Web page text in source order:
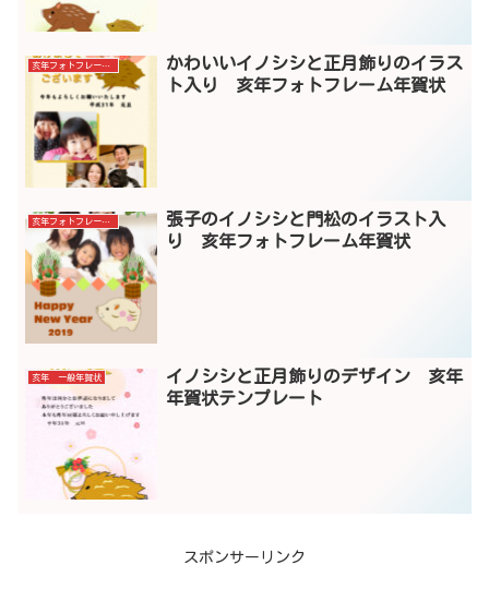
亥年フォトフレーム年賀状
かわいいイノシシと正月飾りのイラス
ト入り 亥年フォトフレーム年賀状
亥年フォトフレーム年賀状
張子のイノシシと門松のイラスト入
り 亥年フォトフレーム年賀状
亥年 一般年賀状
イノシシと正月飾りのデザイン 亥年
年賀状テンプレート
スポンサーリンク